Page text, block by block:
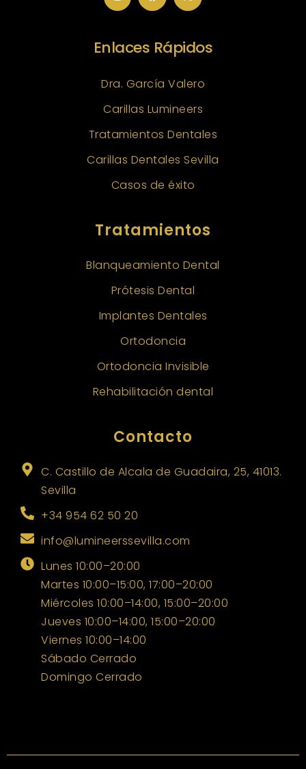
Enlaces Rápidos
Dra. García Valero
Carillas Lumineers
Tratamientos Dentales
Carillas Dentales Sevilla
Casos de éxito
Tratamientos
Blanqueamiento Dental
Prótesis Dental
Implantes Dentales
Ortodoncia
Ortodoncia Invisible
Rehabilitación dental
Contacto
C. Castillo de Alcala de Guadaira, 25, 41013.
Sevilla
+34 954 62 50 20
info@lumineerssevilla.com
Lunes 10:00–20:00
Martes 10:00–15:00, 17:00–20:00
Miércoles 10:00–14:00, 15:00–20:00
Jueves 10:00–14:00, 15:00–20:00
Viernes 10:00–14:00
Sábado Cerrado
Domingo Cerrado